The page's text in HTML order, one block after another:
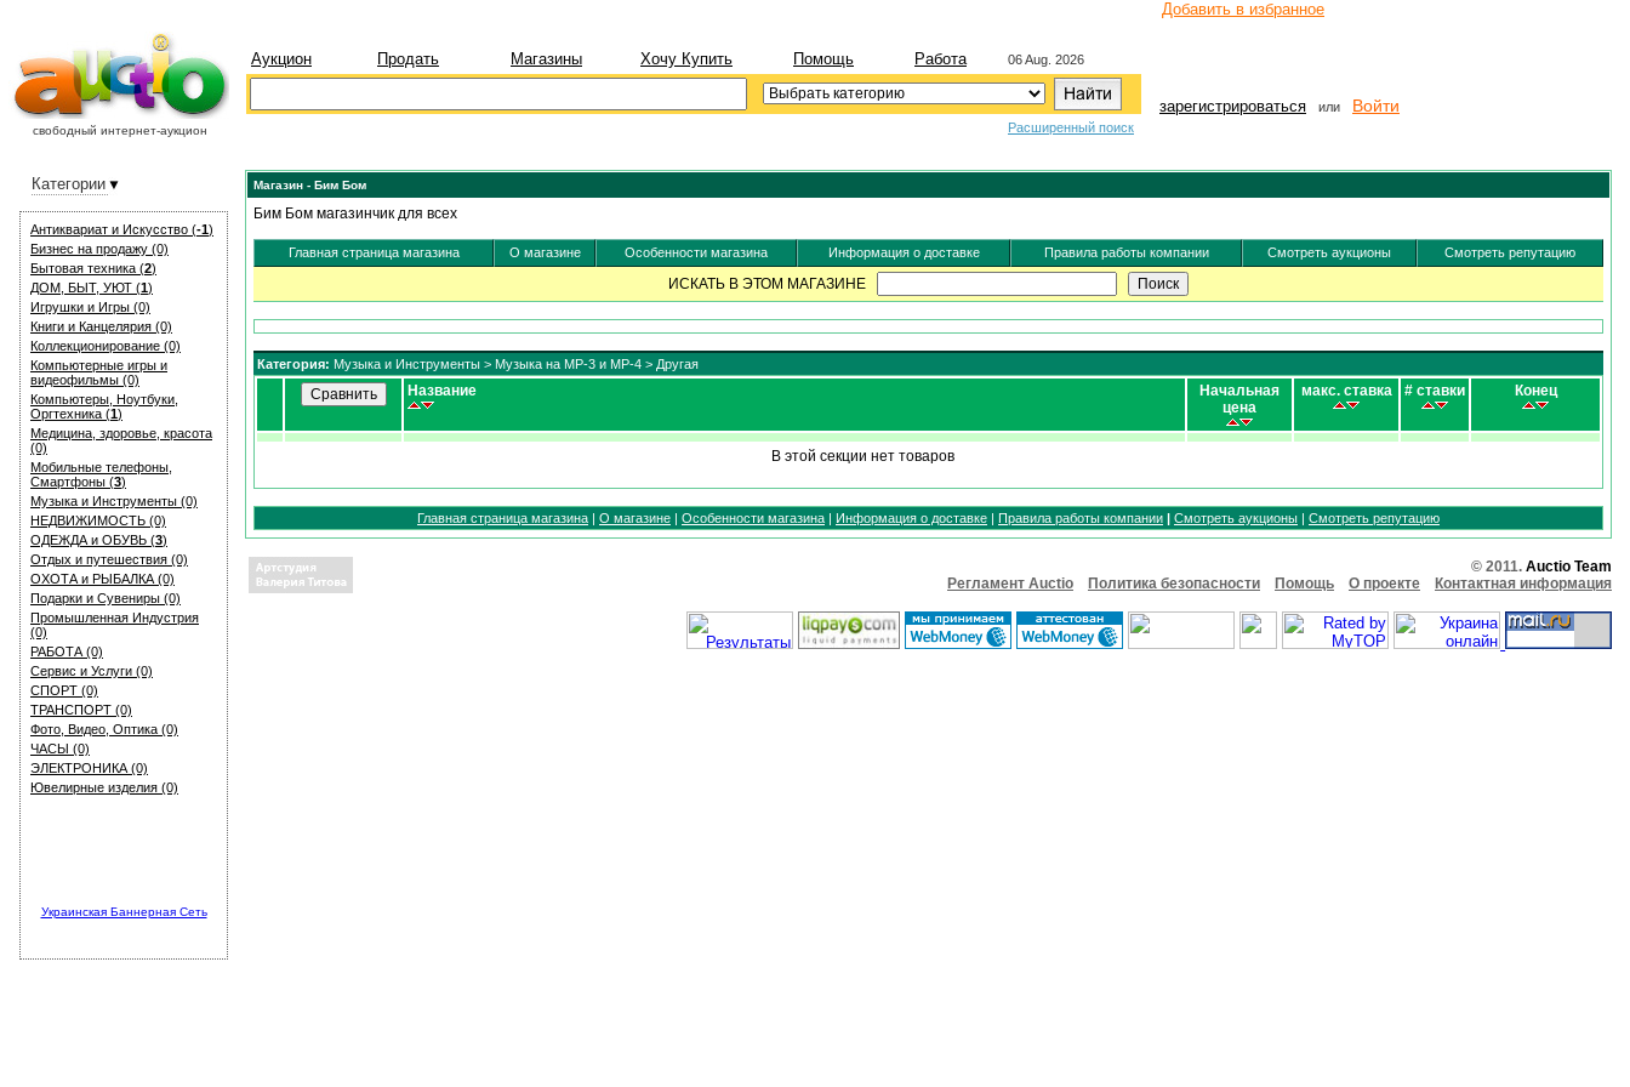
свободный интернет-аукцион
Аукцион Продать Магазины Хочу Купить Помощь Работа
Расширенный поиск
06 Aug. 2026
Добавить в избранное
зарегистрироваться или Войти
Антиквариат и Искуcство (-1)
Бизнес на продажу (0)
Бытовая техника (2)
ДОМ, БЫТ, УЮТ (1)
Игрушки и Игры (0)
Книги и Канцелярия (0)
Коллекционирование (0)
Компьютерные игры и
видеофильмы (0)
Компьютеры, Ноутбуки,
Оргтехника (1)
Медицина, здоровье, красота
(0)
Мобильные телефоны,
Смартфоны (3)
Музыка и Инструменты (0)
НЕДВИЖИМОСТЬ (0)
ОДЕЖДА и ОБУВЬ (3)
Отдых и путешествия (0)
ОХОТА и РЫБАЛКА (0)
Подарки и Сувениры (0)
Промышленная Индустрия
(0)
РАБОТА (0)
Сервис и Услуги (0)
СПОРТ (0)
ТРАНСПОРТ (0)
Фото, Видео, Оптика (0)
ЧАСЫ (0)
ЭЛЕКТРОНИКА (0)
Ювелирные изделия (0)
Украинская Баннерная Сеть
Категории Магазин - Бим Бом
Бим Бом магазинчик для всех
Главная страница магазина О магазине Особенности магазина Информация о доставке Правила работы компании Смотреть аукционы Смотреть репутацию
ИСКАТЬ В ЭТОМ МАГАЗИНЕ
Категория: Музыка и Инструменты > Музыка на MP-3 и MP-4 > Другая
Название
Начальная
цена
макс. ставка # ставки Конец
В этой секции нет товаров
Главная страница магазина | О магазине | Особенности магазина | Информация о доставке | Правила работы компании | Смотреть аукционы | Смотреть репутацию
© 2011. Auctio Team
Регламент Auctio
Политика безопасности Помощь О проекте Контактная информация